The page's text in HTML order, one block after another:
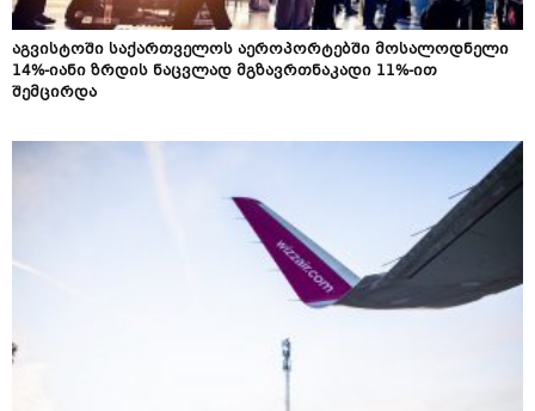
აგვისტოში საქართველოს აეროპორტებში მოსალოდნელი
14%-იანი ზრდის ნაცვლად მგზავრთნაკადი 11%-ით
შემცირდა